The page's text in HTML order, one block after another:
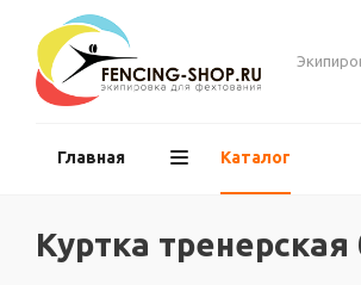
Главная Каталог
Куртка